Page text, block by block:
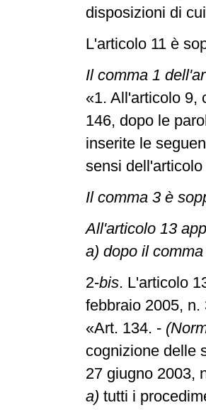
disposizioni di cui
L'articolo 11 è
Il comma 1
«1. All'articolo 9,
146, dopo le
inserite le
sensi dell'articolo
Il comma 3 è
All'articolo 13
a) dopo il
2-bis. L'articolo
febbraio 2005,
«Art. 134. -
cognizione delle
27 giugno 2003,
a) tutti i